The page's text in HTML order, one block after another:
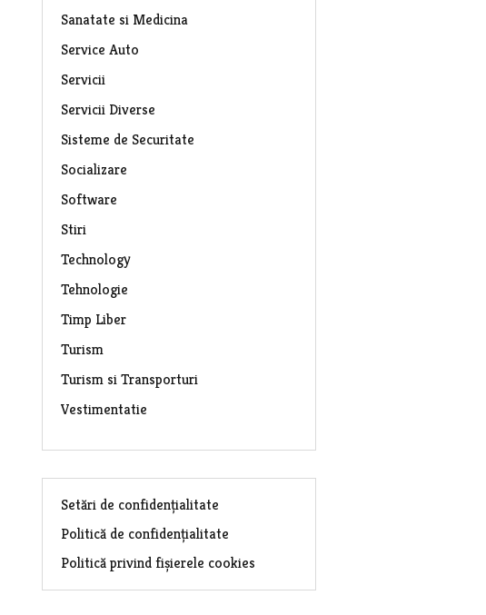
Sanatate si Medicina
Service Auto
Servicii
Servicii Diverse
Sisteme de Securitate
Socializare
Software
Stiri
Technology
Tehnologie
Timp Liber
Turism
Turism si Transporturi
Vestimentatie
Setări de confidențialitate
Politică de confidențialitate
Politică privind fișierele cookies